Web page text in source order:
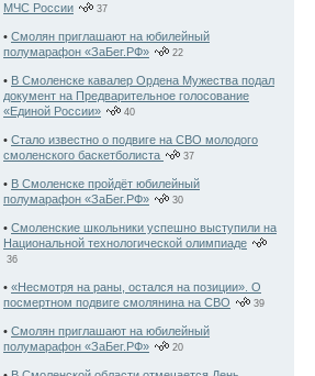
МЧС России
37
• Смолян приглашают на юбилейный
полумарафон «ЗаБег.РФ»
22
• В Смоленске кавалер Ордена Мужества подал
документ на Предварительное голосование
«Единой России»
40
• Стало известно о подвиге на СВО молодого
смоленского баскетболиста
37
• В Смоленске пройдёт юбилейный
полумарафон «ЗаБег.РФ»
30
• Смоленские школьники успешно выступили на
Национальной технологической олимпиаде
36
• «Несмотря на раны, остался на позиции». О
посмертном подвиге смолянина на СВО
39
• Смолян приглашают на юбилейный
полумарафон «ЗаБег.РФ»
20